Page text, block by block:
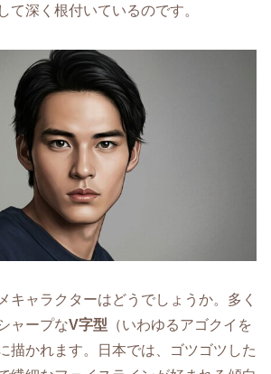
て深く根付いているのです。
キャラクターはどうでしょうか。多く
ャープなV字型 （いわゆるアゴクイを
描かれます。日本では、ゴツゴツした